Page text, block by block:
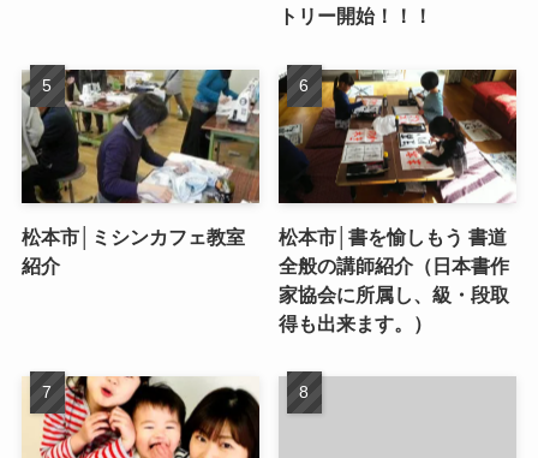
トリー開始！！！
松本市│ミシンカフェ教室
紹介
松本市│書を愉しもう 書道
全般の講師紹介（日本書作
家協会に所属し、級・段取
得も出来ます。）